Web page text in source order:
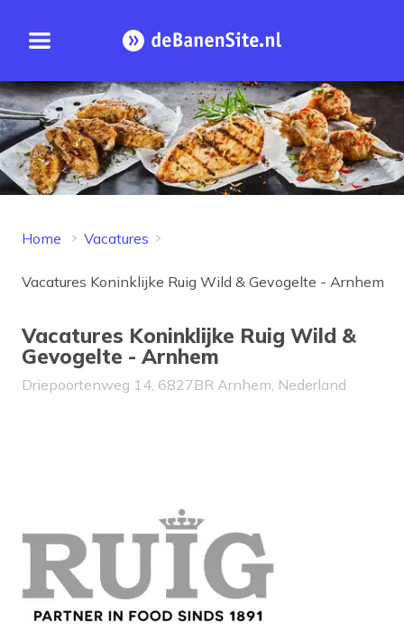
Open menu Homepage
Home Vacatures
Vacatures Koninklijke Ruig Wild & Gevogelte - Arnhem
Vacatures Koninklijke Ruig Wild &
Gevogelte - Arnhem
Driepoortenweg 14, 6827BR Arnhem, Nederland